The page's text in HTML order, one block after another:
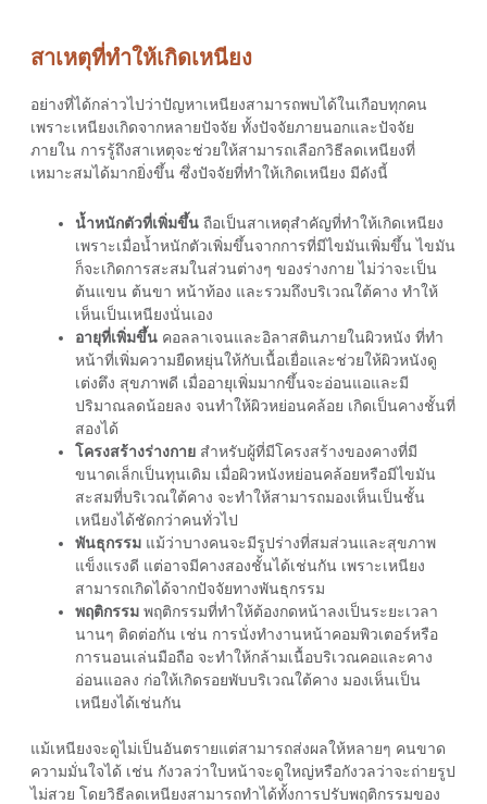
สาเหตุที่ทำให้เกิดเหนียง
อย่างที่ได้กล่าวไปว่าปัญหาเหนียงสามารถพบได้ในเกือบทุกคน
เพราะเหนียงเกิดจากหลายปัจจัย ทั้งปัจจัยภายนอกและปัจจัย
ภายใน การรู้ถึงสาเหตุจะช่วยให้สามารถเลือกวิธีลดเหนียงที่
เหมาะสมได้มากยิ่งขึ้น ซึ่งปัจจัยที่ทำให้เกิดเหนียง มีดังนี้
น้ำหนักตัวที่เพิ่มขึ้น ถือเป็นสาเหตุสำคัญที่ทำให้เกิดเหนียง
เพราะเมื่อน้ำหนักตัวเพิ่มขึ้นจากการที่มีไขมันเพิ่มขึ้น ไขมัน
ก็จะเกิดการสะสมในส่วนต่างๆ ของร่างกาย ไม่ว่าจะเป็น
ต้นแขน ต้นขา หน้าท้อง และรวมถึงบริเวณใต้คาง ทำให้
เห็นเป็นเหนียงนั่นเอง
อายุที่เพิ่มขึ้น คอลลาเจนและอิลาสตินภายในผิวหนัง ที่ทำ
หน้าที่เพิ่มความยืดหยุ่นให้กับเนื้อเยื่อและช่วยให้ผิวหนังดู
เต่งตึง สุขภาพดี เมื่ออายุเพิ่มมากขึ้นจะอ่อนแอและมี
ปริมาณลดน้อยลง จนทำให้ผิวหย่อนคล้อย เกิดเป็นคางชั้นที่
สองได้
โครงสร้างร่างกาย สำหรับผู้ที่มีโครงสร้างของคางที่มี
ขนาดเล็กเป็นทุนเดิม เมื่อผิวหนังหย่อนคล้อยหรือมีไขมัน
สะสมที่บริเวณใต้คาง จะทำให้สามารถมองเห็นเป็นชั้น
เหนียงได้ชัดกว่าคนทั่วไป
พันธุกรรม แม้ว่าบางคนจะมีรูปร่างที่สมส่วนและสุขภาพ
แข็งแรงดี แต่อาจมีคางสองชั้นได้เช่นกัน เพราะเหนียง
สามารถเกิดได้จากปัจจัยทางพันธุกรรม
พฤติกรรม พฤติกรรมที่ทำให้ต้องกดหน้าลงเป็นระยะเวลา
นานๆ ติดต่อกัน เช่น การนั่งทำงานหน้าคอมพิวเตอร์หรือ
การนอนเล่นมือถือ จะทำให้กล้ามเนื้อบริเวณคอและคาง
อ่อนแอลง ก่อให้เกิดรอยพับบริเวณใต้คาง มองเห็นเป็น
เหนียงได้เช่นกัน
แม้เหนียงจะดูไม่เป็นอันตรายแต่สามารถส่งผลให้หลายๆ คนขาด
ความมั่นใจได้ เช่น กังวลว่าใบหน้าจะดูใหญ่หรือกังวลว่าจะถ่ายรูป
ไม่สวย โดยวิธีลดเหนียงสามารถทำได้ทั้งการปรับพฤติกรรมของ